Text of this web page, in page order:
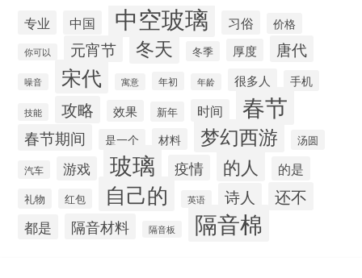
专业 中国 中空玻璃 习俗 价格
你可以 元宵节 冬天 冬季 厚度 唐代
噪音 宋代 寓意 年初 年龄 很多人 手机
技能 攻略 效果 新年 时间 春节
春节期间 是一个 材料 梦幻西游 汤圆
汽车 游戏 玻璃 疫情 的人 的是
礼物 红包 自己的 英语 诗人 还不
都是 隔音材料 隔音板 隔音棉